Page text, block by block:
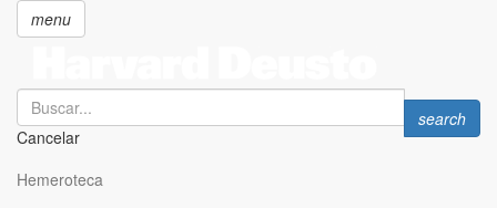
menu
Search
Cancelar
Search
search
Hemeroteca